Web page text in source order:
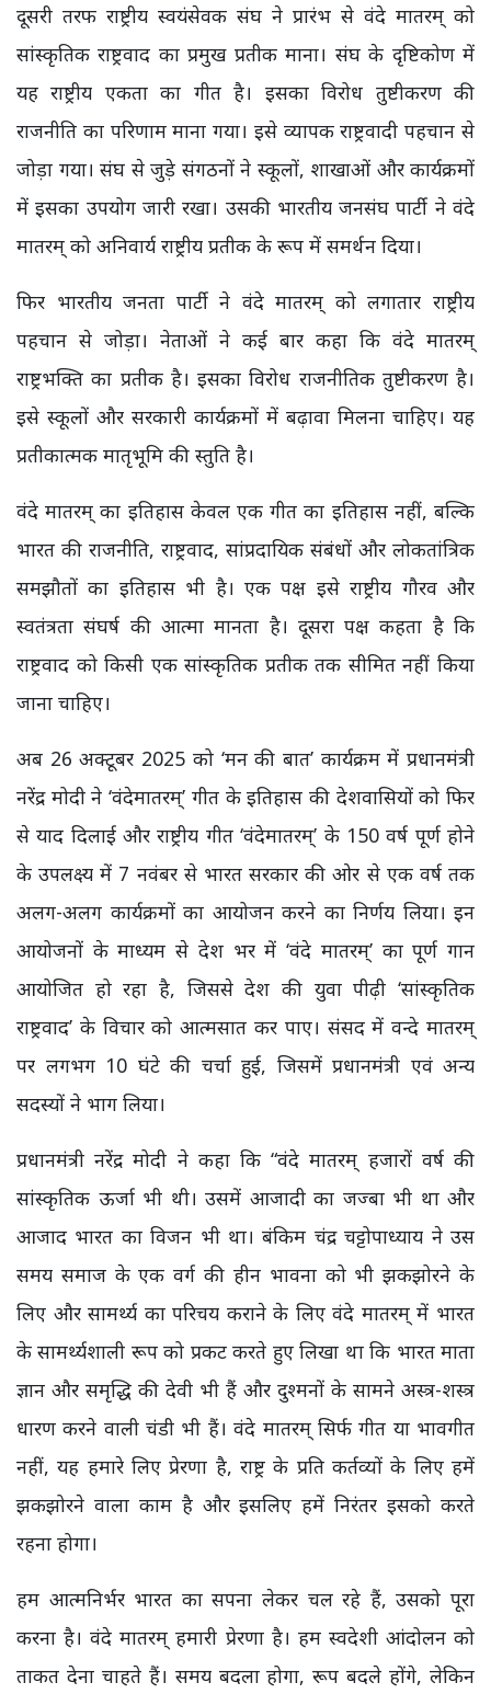
दूसरी तरफ राष्ट्रीय स्वयंसेवक संघ ने प्रारंभ से वंदे मातरम् को
सांस्कृतिक राष्ट्रवाद का प्रमुख प्रतीक माना। संघ के दृष्टिकोण में
यह राष्ट्रीय एकता का गीत है। इसका विरोध तुष्टीकरण की
राजनीति का परिणाम माना गया। इसे व्यापक राष्ट्रवादी पहचान से
जोड़ा गया। संघ से जुड़े संगठनों ने स्कूलों, शाखाओं और कार्यक्रमों
में इसका उपयोग जारी रखा। उसकी भारतीय जनसंघ पार्टी ने वंदे
मातरम् को अनिवार्य राष्ट्रीय प्रतीक के रूप में समर्थन दिया।
फिर भारतीय जनता पार्टी ने वंदे मातरम् को लगातार राष्ट्रीय
पहचान से जोड़ा। नेताओं ने कई बार कहा कि वंदे मातरम्
राष्ट्रभक्ति का प्रतीक है। इसका विरोध राजनीतिक तुष्टीकरण है।
इसे स्कूलों और सरकारी कार्यक्रमों में बढ़ावा मिलना चाहिए। यह
प्रतीकात्मक मातृभूमि की स्तुति है।
वंदे मातरम् का इतिहास केवल एक गीत का इतिहास नहीं, बल्कि
भारत की राजनीति, राष्ट्रवाद, सांप्रदायिक संबंधों और लोकतांत्रिक
समझौतों का इतिहास भी है। एक पक्ष इसे राष्ट्रीय गौरव और
स्वतंत्रता संघर्ष की आत्मा मानता है। दूसरा पक्ष कहता है कि
राष्ट्रवाद को किसी एक सांस्कृतिक प्रतीक तक सीमित नहीं किया
जाना चाहिए।
अब 26 अक्टूबर 2025 को ‘मन की बात’ कार्यक्रम में प्रधानमंत्री
नरेंद्र मोदी ने ‘वंदेमातरम्’ गीत के इतिहास की देशवासियों को फिर
से याद दिलाई और राष्ट्रीय गीत ‘वंदेमातरम्’ के 150 वर्ष पूर्ण होने
के उपलक्ष्य में 7 नवंबर से भारत सरकार की ओर से एक वर्ष तक
अलग-अलग कार्यक्रमों का आयोजन करने का निर्णय लिया। इन
आयोजनों के माध्यम से देश भर में ‘वंदे मातरम्’ का पूर्ण गान
आयोजित हो रहा है, जिससे देश की युवा पीढ़ी ‘सांस्कृतिक
राष्ट्रवाद’ के विचार को आत्मसात कर पाए। संसद में वन्दे मातरम्
पर लगभग 10 घंटे की चर्चा हुई, जिसमें प्रधानमंत्री एवं अन्य
सदस्यों ने भाग लिया।
प्रधानमंत्री नरेंद्र मोदी ने कहा कि “वंदे मातरम् हजारों वर्ष की
सांस्कृतिक ऊर्जा भी थी। उसमें आजादी का जज्बा भी था और
आजाद भारत का विजन भी था। बंकिम चंद्र चट्टोपाध्याय ने उस
समय समाज के एक वर्ग की हीन भावना को भी झकझोरने के
लिए और सामर्थ्य का परिचय कराने के लिए वंदे मातरम् में भारत
के सामर्थ्यशाली रूप को प्रकट करते हुए लिखा था कि भारत माता
ज्ञान और समृद्धि की देवी भी हैं और दुश्मनों के सामने अस्त्र-शस्त्र
धारण करने वाली चंडी भी हैं। वंदे मातरम् सिर्फ गीत या भावगीत
नहीं, यह हमारे लिए प्रेरणा है, राष्ट्र के प्रति कर्तव्यों के लिए हमें
झकझोरने वाला काम है और इसलिए हमें निरंतर इसको करते
रहना होगा।
हम आत्मनिर्भर भारत का सपना लेकर चल रहे हैं, उसको पूरा
करना है। वंदे मातरम् हमारी प्रेरणा है। हम स्वदेशी आंदोलन को
ताकत देना चाहते हैं। समय बदला होगा, रूप बदले होंगे, लेकिन